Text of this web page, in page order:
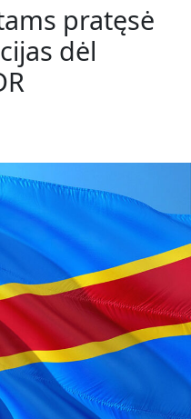
pratęsė
dėl